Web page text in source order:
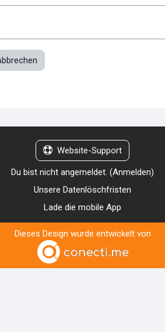
Website-Support
Du bist nicht angemeldet. (Anmelden)
Unsere Datenlöschfristen
Lade die mobile App
Dieses Design wurde entwickelt von